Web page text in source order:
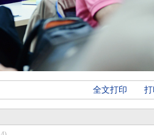
全文打印